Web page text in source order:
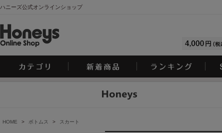
ハニーズ公式オンラインショップ
HOME > ボトムス > スカート